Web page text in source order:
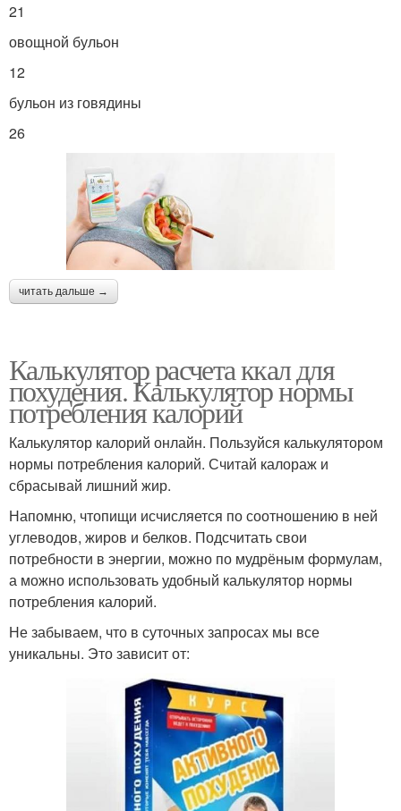
21
овощной бульон
12
бульон из говядины
26
читать дальше →
Калькулятор расчета ккал для
похудения. Калькулятор нормы
потребления калорий
Калькулятор калорий онлайн. Пользуйся калькулятором
нормы потребления калорий. Считай калораж и
сбрасывай лишний жир.
Напомню, чтопищи исчисляется по соотношению в ней
углеводов, жиров и белков. Подсчитать свои
потребности в энергии, можно по мудрёным формулам,
а можно использовать удобный калькулятор нормы
потребления калорий.
Не забываем, что в суточных запросах мы все
уникальны. Это зависит от: